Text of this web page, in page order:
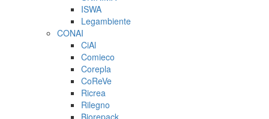
ISWA
Legambiente
CONAI
CiAl
Comieco
Corepla
CoReVe
Ricrea
Rilegno
Biorepack